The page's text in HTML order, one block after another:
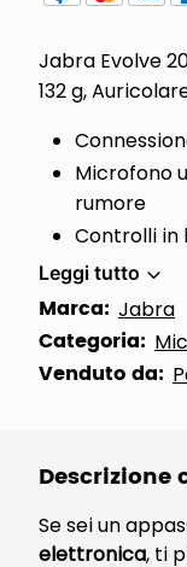
Jabra Evolve
132 g,
Microfono
rumore
Controlli in
Leggi tutto
Marca: Jabra
Categoria:
Venduto da:
Descrizione
Se sei un
elettronica, ti